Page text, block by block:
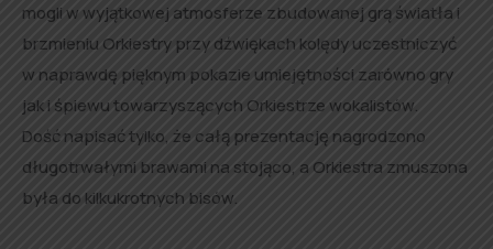
mogli w wyjątkowej atmosferze zbudowanej grą światła i
brzmieniu Orkiestry przy dźwiękach kolędy uczestniczyć
w naprawdę pięknym pokazie umiejętności zarówno gry
jak i śpiewu towarzyszących Orkiestrze wokalistów.
Dość napisać tylko, że całą prezentację nagrodzono
długotrwałymi brawami na stojąco, a Orkiestra zmuszona
była do kilkukrotnych bisów.